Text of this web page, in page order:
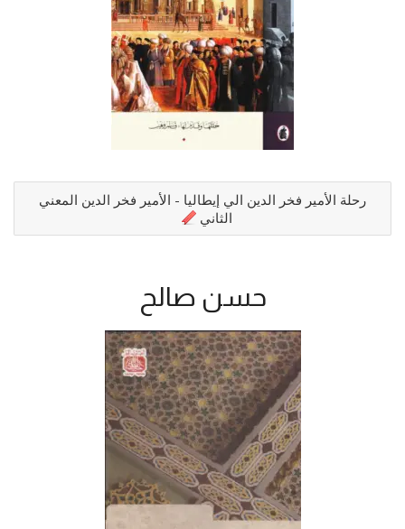
رحلة الأمير فخر الدين الي إيطاليا - الأمير فخر الدين المعني
الثاني
حسن صالح